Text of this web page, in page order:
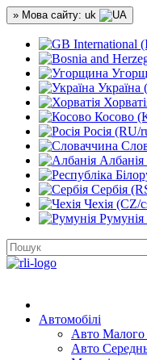
» Мова сайту: uk
International
Україна
Косово
Росія (RU/
Сербія
Чехія (CZ/
Автомобілі
Авто Малого
Авто